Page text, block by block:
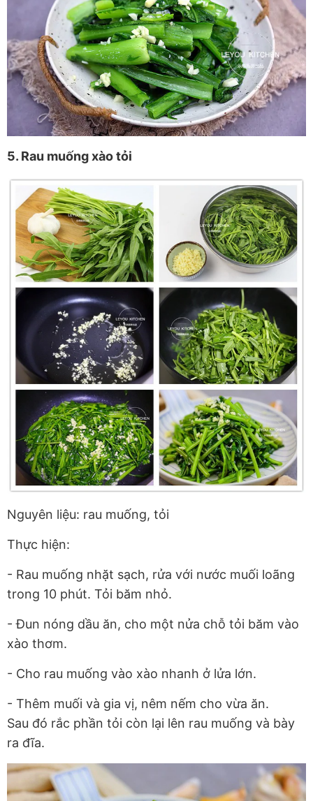
5. Rau muống xào tỏi
Nguyên liệu: rau muống, tỏi
Thực hiện:
- Rau muống nhặt sạch, rửa với nước muối loãng
trong 10 phút. Tỏi băm nhỏ.
- Đun nóng dầu ăn, cho một nửa chỗ tỏi băm vào
xào thơm.
- Cho rau muống vào xào nhanh ở lửa lớn.
- Thêm muối và gia vị, nêm nếm cho vừa ăn.
Sau đó rắc phần tỏi còn lại lên rau muống và bày
ra đĩa.